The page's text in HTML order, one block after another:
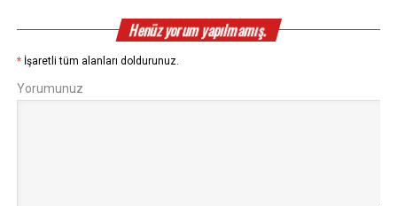
Henüz yorum yapılmamış.
* İşaretli tüm alanları doldurunuz.
Yorumunuz